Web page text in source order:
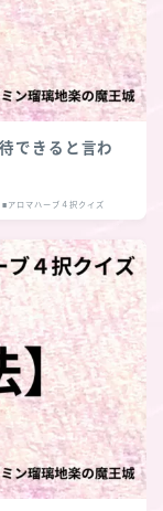
できると言わ
■アロマハーブ４択クイズ